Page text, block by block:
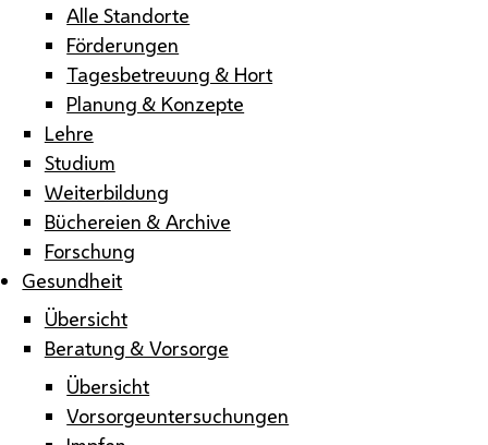
Alle Standorte
Förderungen
Tagesbetreuung & Hort
Planung & Konzepte
Lehre
Studium
Weiterbildung
Büchereien & Archive
Forschung
Gesundheit
Übersicht
Beratung & Vorsorge
Übersicht
Vorsorgeuntersuchungen